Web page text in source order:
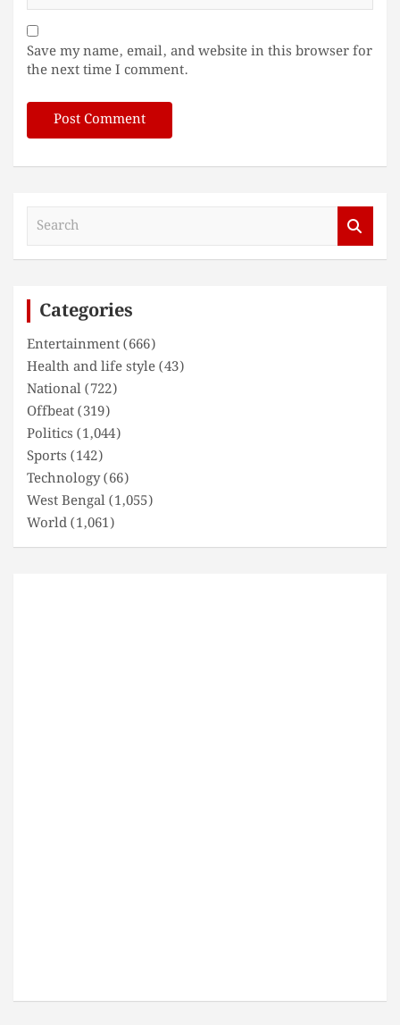
Save my name, email, and website in this browser for
the next time I comment.
Categories
Entertainment(666)
Health and life style(43)
National(722)
Offbeat(319)
Politics (1,044)
Sports (142)
Technology(66)
West Bengal(1,055)
World(1,061)